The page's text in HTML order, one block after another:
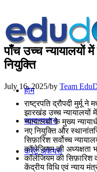
होम
सामान्यज्ञान
करेंट अफेयर्स
पाँच उच्च न्यायालयों
नियुक्ति
July 16, 2025/by Team
राष्ट्रपति द्रौपदी मुर्मू
झारखंड उच्च न्यायालयों
न्यायालयों के मुख्य
नए नियुक्ति और
सिफ़ारिश सर्वोच्च
कॉलेजियम की अध्यक्षता
कॉलेजियम की सिफ़ारिश
केंद्रीय विधि एवं न्याय